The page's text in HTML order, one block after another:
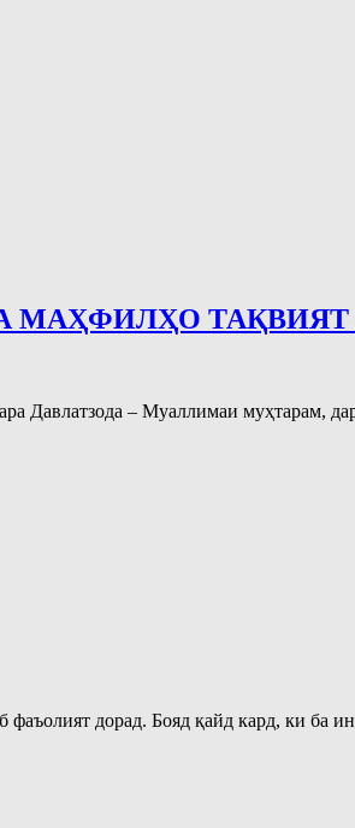
МАҲФИЛҲО
Давлатзода – Муаллимаи муҳтарам,
дорад. Бояд қайд кард, ки ба